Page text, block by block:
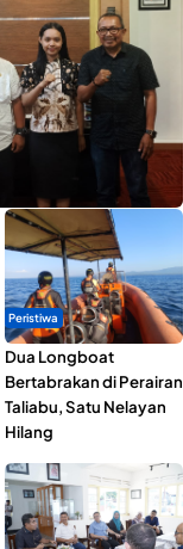
Wakili Maluku Utara di
Peristiwa
Dua Longboat
Bertabrakan di Perairan
Taliabu, Satu Nelayan
Hilang